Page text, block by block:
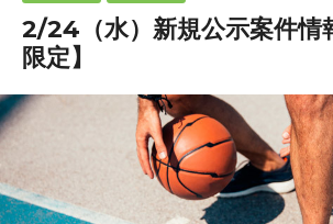
2/24（水）新規公示案件情
限定】